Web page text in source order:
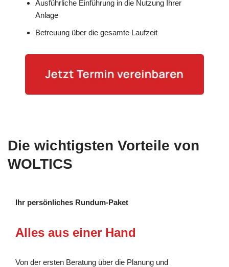
Ausführliche Einführung in die Nutzung Ihrer
Anlage
Betreuung über die gesamte Laufzeit
Die wichtigsten Vorteile von
WOLTICS
Ihr persönliches Rundum-Paket
Alles aus einer Hand
Von der ersten Beratung über die Planung und